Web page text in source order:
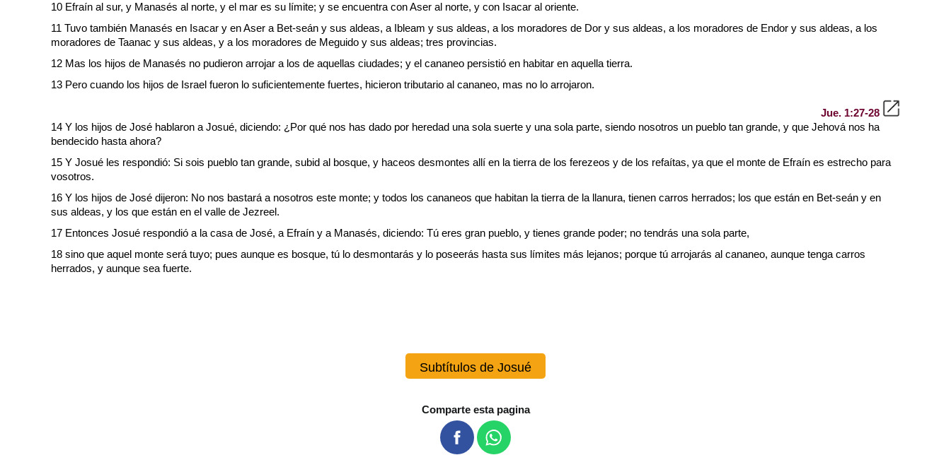
10 Efraín al sur, y Manasés al norte, y el mar es su límite; y se encuentra con Aser al norte, y con Isacar al oriente.
11 Tuvo también Manasés en Isacar y en Aser a Bet-seán y sus aldeas, a Ibleam y sus aldeas, a los moradores de Dor y sus aldeas, a los moradores de Endor y sus aldeas, a los
moradores de Taanac y sus aldeas, y a los moradores de Meguido y sus aldeas; tres provincias.
12 Mas los hijos de Manasés no pudieron arrojar a los de aquellas ciudades; y el cananeo persistió en habitar en aquella tierra.
13 Pero cuando los hijos de Israel fueron lo suficientemente fuertes, hicieron tributario al cananeo, mas no lo arrojaron.
Jue. 1:27-28
14 Y los hijos de José hablaron a Josué, diciendo: ¿Por qué nos has dado por heredad una sola suerte y una sola parte, siendo nosotros un pueblo tan grande, y que Jehová nos ha
bendecido hasta ahora?
15 Y Josué les respondió: Si sois pueblo tan grande, subid al bosque, y haceos desmontes allí en la tierra de los ferezeos y de los refaítas, ya que el monte de Efraín es estrecho para
vosotros.
16 Y los hijos de José dijeron: No nos bastará a nosotros este monte; y todos los cananeos que habitan la tierra de la llanura, tienen carros herrados; los que están en Bet-seán y en
sus aldeas, y los que están en el valle de Jezreel.
17 Entonces Josué respondió a la casa de José, a Efraín y a Manasés, diciendo: Tú eres gran pueblo, y tienes grande poder; no tendrás una sola parte,
18 sino que aquel monte será tuyo; pues aunque es bosque, tú lo desmontarás y lo poseerás hasta sus límites más lejanos; porque tú arrojarás al cananeo, aunque tenga carros
herrados, y aunque sea fuerte.
Subtítulos de Josué
Comparte esta pagina